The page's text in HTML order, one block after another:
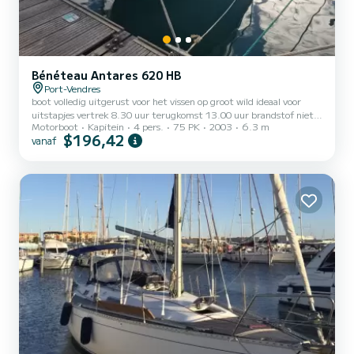
Bénéteau Antares 620 HB
Port-Vendres
boot volledig uitgerust voor het vissen op groot wild ideaal voor
uitstapjes vertrek 8.30 uur terugkomst 13.00 uur brandstof niet
inbegrepen neem voor meer informatie rechtstreeks contact met
mij op
Motorboot Kapitein 4 pers. 75 PK 2003 6.3 m
vanaf $196,42